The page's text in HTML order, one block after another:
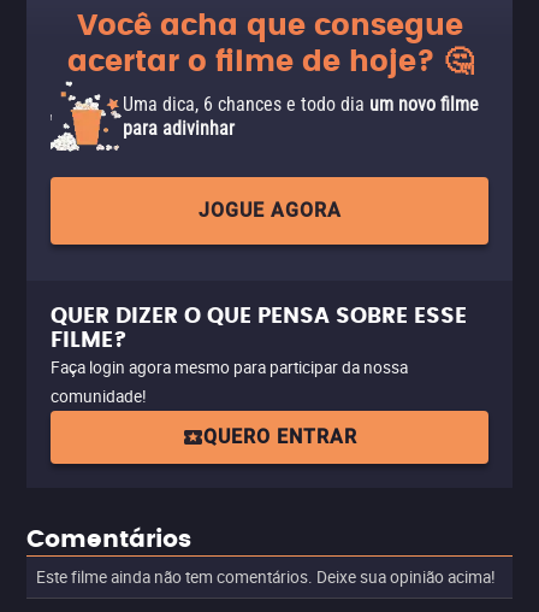
Você acha que consegue
acertar o filme de hoje? 🤔
Uma dica, 6 chances e todo dia um novo filme
para adivinhar
JOGUE AGORA
QUER DIZER O QUE PENSA SOBRE ESSE
FILME?
Faça login agora mesmo para participar da nossa
comunidade!
QUERO ENTRAR
Comentários
Este filme ainda não tem comentários. Deixe sua opinião acima!